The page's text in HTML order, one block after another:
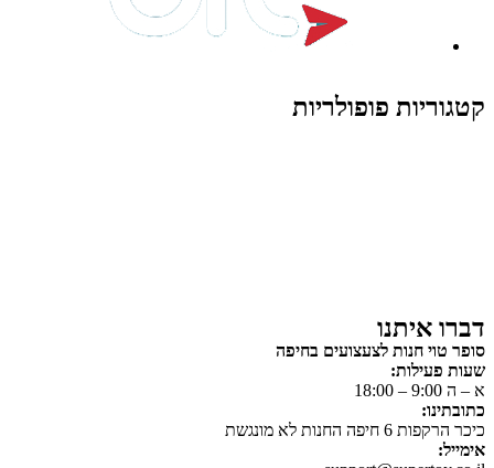
קטגוריות פופולריות
דברו איתנו
סופר טוי חנות לצעצועים בחיפה
שעות פעילות:
א – ה 9:00 – 18:00
כתובתינו:
כיכר הרקפות 6 חיפה החנות לא מונגשת
אימייל: